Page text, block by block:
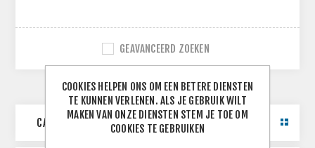
GEAVANCEERD ZOEKEN
CATEGORIE
COOKIES HELPEN ONS OM EEN BETERE DIENSTEN
TE KUNNEN VERLENEN. ALS JE GEBRUIK WILT
MAKEN VAN ONZE DIENSTEN STEM JE TOE OM
COOKIES TE GEBRUIKEN